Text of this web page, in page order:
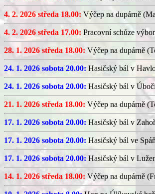
4. 2. 2026 středa 18.00: Výčep na dupárně
4. 2. 2026 středa 17.00: Pracovní schůze
28. 1. 2026 středa 18.00: Výčep na dupárně
24. 1. 2026 sobota 20.00: Hasičský bál v
24. 1. 2026 sobota 20.00: Hasičský bál v
21. 1. 2026 středa 18.00: Výčep na dupárně
17. 1. 2026 sobota 20.00: Hasičský bál v
17. 1. 2026 sobota 20.00: Hasičský bál ve
17. 1. 2026 sobota 20.00: Hasičský bál v
14. 1. 2026 středa 18.00: Výčep na dupárně